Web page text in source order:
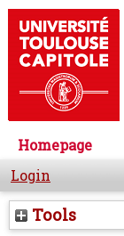
Homepage
Login
Tools